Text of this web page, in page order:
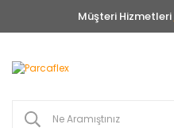
Müşteri Hizmetleri